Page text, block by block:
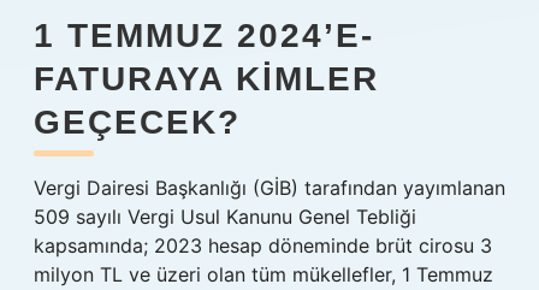
1 TEMMUZ 2024’E-
FATURAYA KIMLER
GEÇECEK?
Vergi Dairesi Başkanlığı (GİB) tarafından yayımlanan
509 sayılı Vergi Usul Kanunu Genel Tebliği
kapsamında; 2023 hesap döneminde brüt cirosu 3
milyon TL ve üzeri olan tüm mükellefler, 1 Temmuz